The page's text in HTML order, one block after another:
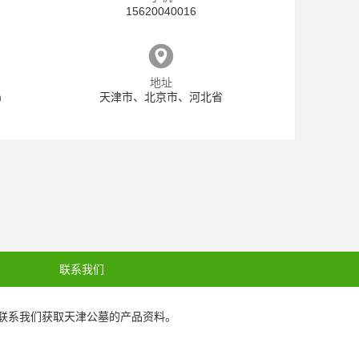
15620040016
地址
天津市、北京市、河北省
联系我们
系我们获取天津公墓的产品资料。